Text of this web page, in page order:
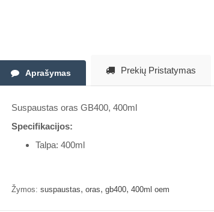
Aprašymas Prekių Pristatymas
Suspaustas oras GB400, 400ml
Specifikacijos:
Talpa: 400ml
Žymos: suspaustas, oras, gb400, 400ml oem